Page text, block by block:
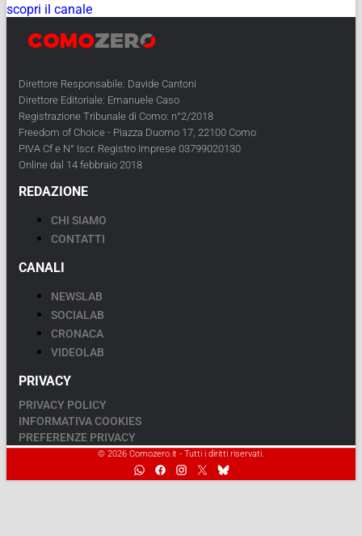
scopri il canale
Direttore Responsabile: Davide Cantoni
Direttore Editoriale: Emanuele Caso
Registrazione Tribunale di Como: n°2/2018
Freedom of Choice - Piazza Duomo 17, 22100 Como
PIVA Cf e N° Iscr. Registro Imprese 03799020130
Online dal 14 febbraio 2018
REDAZIONE
CHI SIAMO
CONTATTI
CANALI
NEWSLAB
SOCIALAB
CRONACA
VIDEOLAB
PRIVACY
PRIVACY POLICY
INFORMATIVA COOKIES
PREFERENZE PRIVACY
© 2026 Comozero.it - Tutti i diritti riservati.